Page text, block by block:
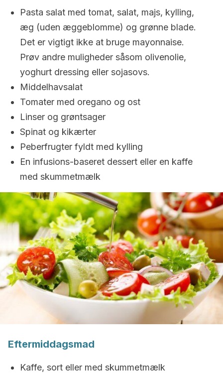
Pasta salat med tomat, salat, majs, kylling,
æg (uden æggeblomme) og grønne blade.
Det er vigtigt ikke at bruge mayonnaise.
Prøv andre muligheder såsom olivenolie,
yoghurt dressing eller sojasovs.
Middelhavsalat
Tomater med oregano og ost
Linser og grøntsager
Spinat og kikærter
Peberfrugter fyldt med kylling
En infusions-baseret dessert eller en kaffe
med skummetmælk
Eftermiddagsmad
Kaffe, sort eller med skummetmælk